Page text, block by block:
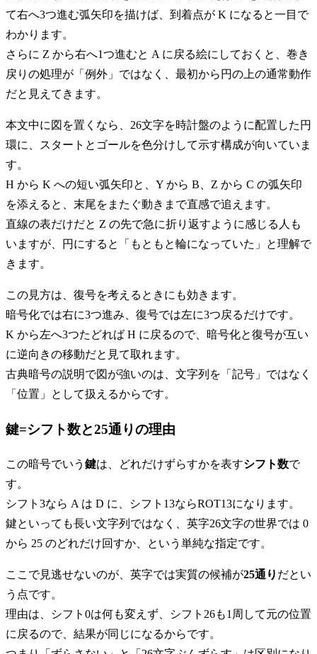
て右へ3つ進む弧矢印を描けば、到着点が K になると一目で
わかります。
さらに Z から右へ1つ進むと A に戻る絵にしておくと、巻き
戻りの処理が「例外」ではなく、最初から円の上の通常動作
だと見えてきます。
本文中に図を置くなら、26文字を時計盤のように配置した円
環に、スタートとゴールを色分けして示す構成が向いていま
す。
H から K への短い弧矢印と、Y から B、Z から C の弧矢印
を添えると、末尾をまたぐ動きまで直感で追えます。
直線の表だけだと Z の先で急に折り返すように感じる人も
いますが、円にすると「もともと輪になっていた」と理解で
きます。
この見方は、復号を考えるときにも効きます。
暗号化では右に3つ進み、復号では左に3つ戻るだけです。
K から左へ3つたどれば H に戻るので、暗号化と復号が互い
に逆向きの移動だと見て取れます。
古典暗号の説明で図が強いのは、文字列を「記号」ではなく
「位置」として扱えるからです。
鍵=シフト数と25通りの理由
この暗号でいう 鍵は、どれだけずらすかを表すシフト数で
す。
シフト3なら A は D に、シフト13ならROT13になります。
鍵といっても長い文字列ではなく、英字26文字の世界では 0
から 25 のどれだけ回すか、という単純な指定です。
ここで見逃せないのが、英字では実質の候補が25通り だとい
う点です。
理由は、シフト0は何も変えず、シフト26も1周して元の位置
に戻るので、結果が同じになるからです。